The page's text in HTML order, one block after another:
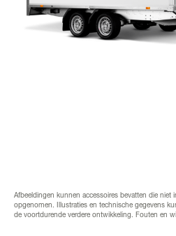
Afbeeldingen kunnen accessoires bevatten die niet
opgenomen. Illustraties en technische gegevens
de voortdurende verdere ontwikkeling. Fouten en